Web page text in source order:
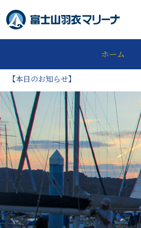
ホーム
【本日のお知らせ】